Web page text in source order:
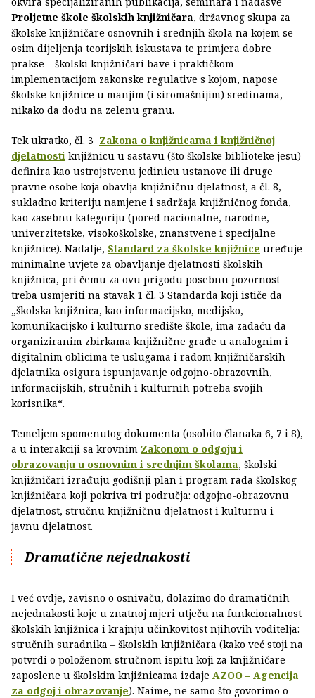
Proljetne škole školskih knjižničara, državnog skupa za
školske knjižničare osnovnih i srednjih škola na kojem se –
osim dijeljenja teorijskih iskustava te primjera dobre
prakse – školski knjižničari bave i praktičkom
implementacijom zakonske regulative s kojom, napose
školske knjižnice u manjim (i siromašnijim) sredinama,
nikako da dođu na zelenu granu.
Tek ukratko, čl. 3 Zakona o knjižnicama i knjižničnoj
djelatnosti knjižnicu u sastavu (što školske biblioteke jesu)
definira kao ustrojstvenu jedinicu ustanove ili druge
pravne osobe koja obavlja knjižničnu djelatnost, a čl. 8,
sukladno kriteriju namjene i sadržaja knjižničnog fonda,
kao zasebnu kategoriju (pored nacionalne, narodne,
univerzitetske, visokoškolske, znanstvene i specijalne
knjižnice). Nadalje, Standard za školske knjižnice uređuje
minimalne uvjete za obavljanje djelatnosti školskih
knjižnica, pri čemu za ovu prigodu posebnu pozornost
treba usmjeriti na stavak 1 čl. 3 Standarda koji ističe da
„školska knjižnica, kao informacijsko, medijsko,
komunikacijsko i kulturno središte škole, ima zadaću da
organiziranim zbirkama knjižnične građe u analognim i
digitalnim oblicima te uslugama i radom knjižničarskih
djelatnika osigura ispunjavanje odgojno-obrazovnih,
informacijskih, stručnih i kulturnih potreba svojih
korisnika“.
Temeljem spomenutog dokumenta (osobito članaka 6, 7 i 8),
a u interakciji sa krovnim Zakonom o odgoju i
obrazovanju u osnovnim i srednjim školama, školski
knjižničari izrađuju godišnji plan i program rada školskog
knjižničara koji pokriva tri područja: odgojno-obrazovnu
djelatnost, stručnu knjižničnu djelatnost i kulturnu i
javnu djelatnost.
Dramatične nejednakosti
I već ovdje, zavisno o osnivaču, dolazimo do dramatičnih
nejednakosti koje u znatnoj mjeri utječu na funkcionalnost
školskih knjižnica i krajnju učinkovitost njihovih voditelja:
stručnih suradnika – školskih knjižničara (kako već stoji na
potvrdi o položenom stručnom ispitu koji za knjižničare
zaposlene u školskim knjižnicama izdaje AZOO – Agencija
za odgoj i obrazovanje). Naime, ne samo što govorimo o